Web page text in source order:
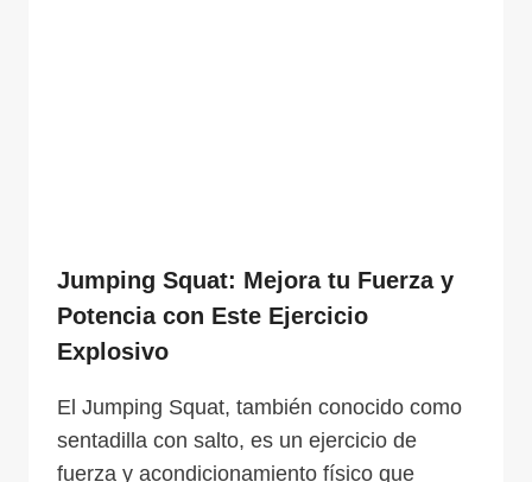
Jumping Squat: Mejora tu Fuerza y
Potencia con Este Ejercicio
Explosivo
El Jumping Squat, también conocido como
sentadilla con salto, es un ejercicio de
fuerza y acondicionamiento físico que